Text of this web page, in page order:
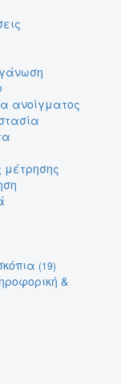
ανοίγματος
μέτρησης
(19)
&